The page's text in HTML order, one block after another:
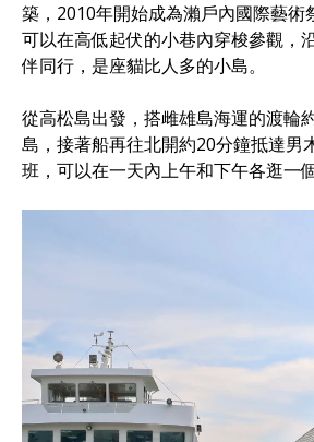
築，2010年開始成為瀨戶內國際藝術
可以在高低起伏的小巷內穿梭參觀，
伴同行，是座貓比人多的小島。
從高松島出發，搭雌雄島海運的渡輪
島，接著船再往北開約20分鐘抵達男
班，可以在一天內上午和下午各逛一個